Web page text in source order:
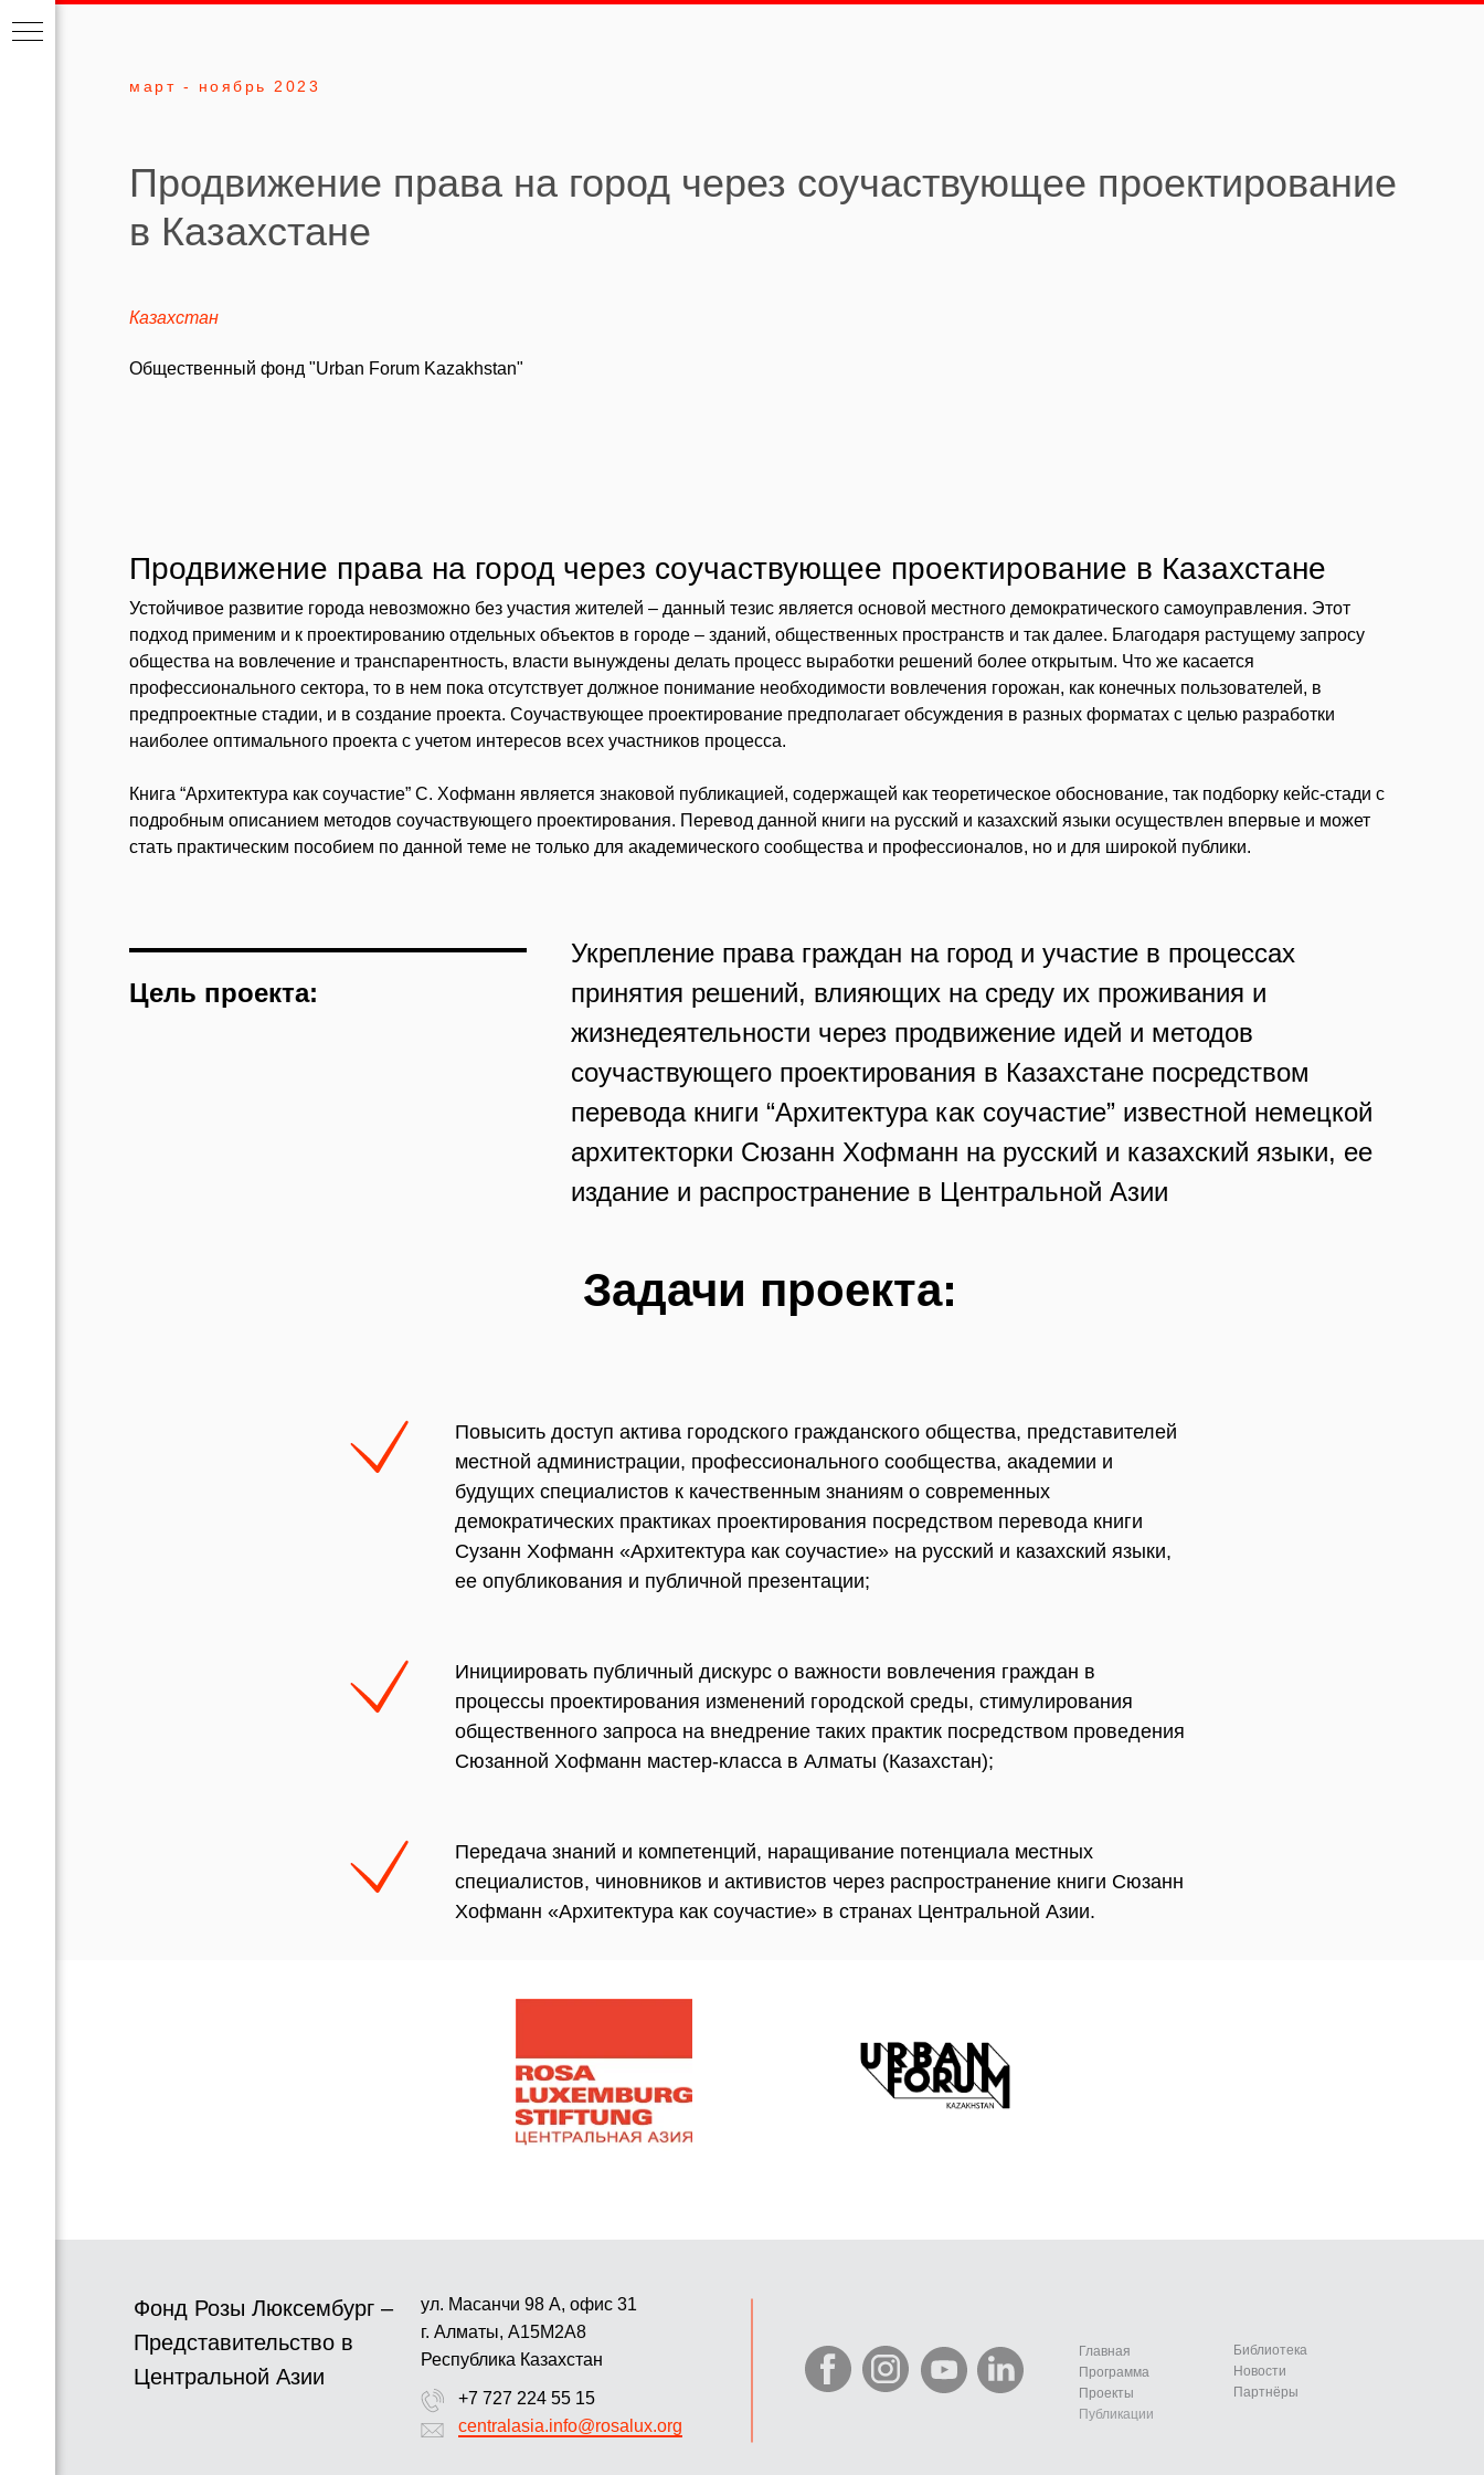
март - ноябрь 2023
Продвижение права на город через соучаствующее проектирование
в Казахстане
Казахстан
Общественный фонд "Urban Forum Kazakhstan"
Продвижение права на город через соучаствующее проектирование в Казахстане
Устойчивое развитие города невозможно без участия жителей – данный тезис является основой местного демократического самоуправления. Этот
подход применим и к проектированию отдельных объектов в городе – зданий, общественных пространств и так далее. Благодаря растущему запросу
общества на вовлечение и транспарентность, власти вынуждены делать процесс выработки решений более открытым. Что же касается
профессионального сектора, то в нем пока отсутствует должное понимание необходимости вовлечения горожан, как конечных пользователей, в
предпроектные стадии, и в создание проекта. Соучаствующее проектирование предполагает обсуждения в разных форматах с целью разработки
наиболее оптимального проекта с учетом интересов всех участников процесса.
Книга “Архитектура как соучастие” С. Хофманн является знаковой публикацией, содержащей как теоретическое обоснование, так подборку кейс-стади с
подробным описанием методов соучаствующего проектирования. Перевод данной книги на русский и казахский языки осуществлен впервые и может
стать практическим пособием по данной теме не только для академического сообщества и профессионалов, но и для широкой публики.
Цель проекта:
Укрепление права граждан на город и участие в процессах
принятия решений, влияющих на среду их проживания и
жизнедеятельности через продвижение идей и методов
соучаствующего проектирования в Казахстане посредством
перевода книги “Архитектура как соучастие” известной немецкой
архитекторки Сюзанн Хофманн на русский и казахский языки, ее
издание и распространение в Центральной Азии
Задачи проекта:
Повысить доступ актива городского гражданского общества, представителей
местной администрации, профессионального сообщества, академии и
будущих специалистов к качественным знаниям о современных
демократических практиках проектирования посредством перевода книги
Сузанн Хофманн «Архитектура как соучастие» на русский и казахский языки,
ее опубликования и публичной презентации;
Инициировать публичный дискурс о важности вовлечения граждан в
процессы проектирования изменений городской среды, стимулирования
общественного запроса на внедрение таких практик посредством проведения
Сюзанной Хофманн мастер-класса в Алматы (Казахстан);
Передача знаний и компетенций, наращивание потенциала местных
специалистов, чиновников и активистов через распространение книги Сюзанн
Хофманн «Архитектура как соучастие» в странах Центральной Азии.
Фонд Розы Люксембург –
Представительство в
Центральной Азии
+7 727 224 55 15
centralasia.info@rosalux.org
ул. Масанчи 98 А, офис 31
г. Алматы, A15M2A8
Республика Казахстан
Главная
Программа
Проекты
Публикации
Библиотека
Новости
Партнёры